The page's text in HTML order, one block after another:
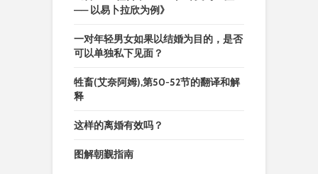
—— 以易卜拉欣为例》
一对年轻男女如果以结婚为目的，是否
可以单独私下见面？
牲畜(艾奈阿姆),第50-52节的翻译和解
释
这样的离婚有效吗？
图解朝觐指南